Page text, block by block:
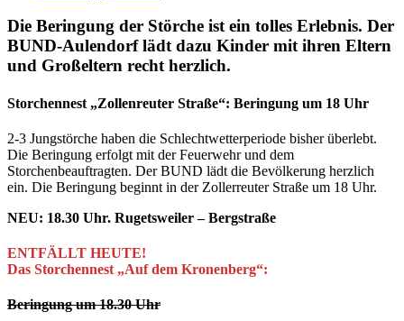
Die Beringung der Störche ist ein tolles Erlebnis. Der
BUND-Aulendorf lädt dazu Kinder mit ihren Eltern
und Großeltern recht herzlich.
Storchennest „Zollenreuter Straße“: Beringung um 18 Uhr
2-3 Jungstörche haben die Schlechtwetterperiode bisher überlebt.
Die Beringung erfolgt mit der Feuerwehr und dem
Storchenbeauftragten. Der BUND lädt die Bevölkerung herzlich
ein. Die Beringung beginnt in der Zollerreuter Straße um 18 Uhr.
NEU: 18.30 Uhr. Rugetsweiler – Bergstraße
ENTFÄLLT HEUTE!
Das Storchennest „Auf dem Kronenberg“:
Beringung um 18.30 Uhr